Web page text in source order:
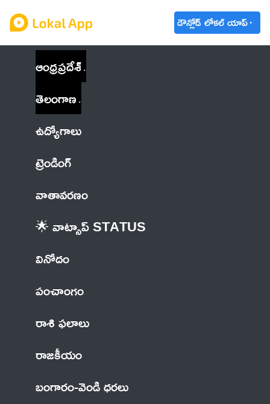
డౌన్లోడ్ లోకల్ యాప్
ఆంధ్రప్రదేశ్
తెలంగాణ
ఉద్యోగాలు
ట్రెండింగ్
వాతావరణం
🌟 వాట్సాప్ STATUS
వినోదం
పంచాంగం
రాశి ఫలాలు
రాజకీయం
బంగారం-వెండి ధరలు